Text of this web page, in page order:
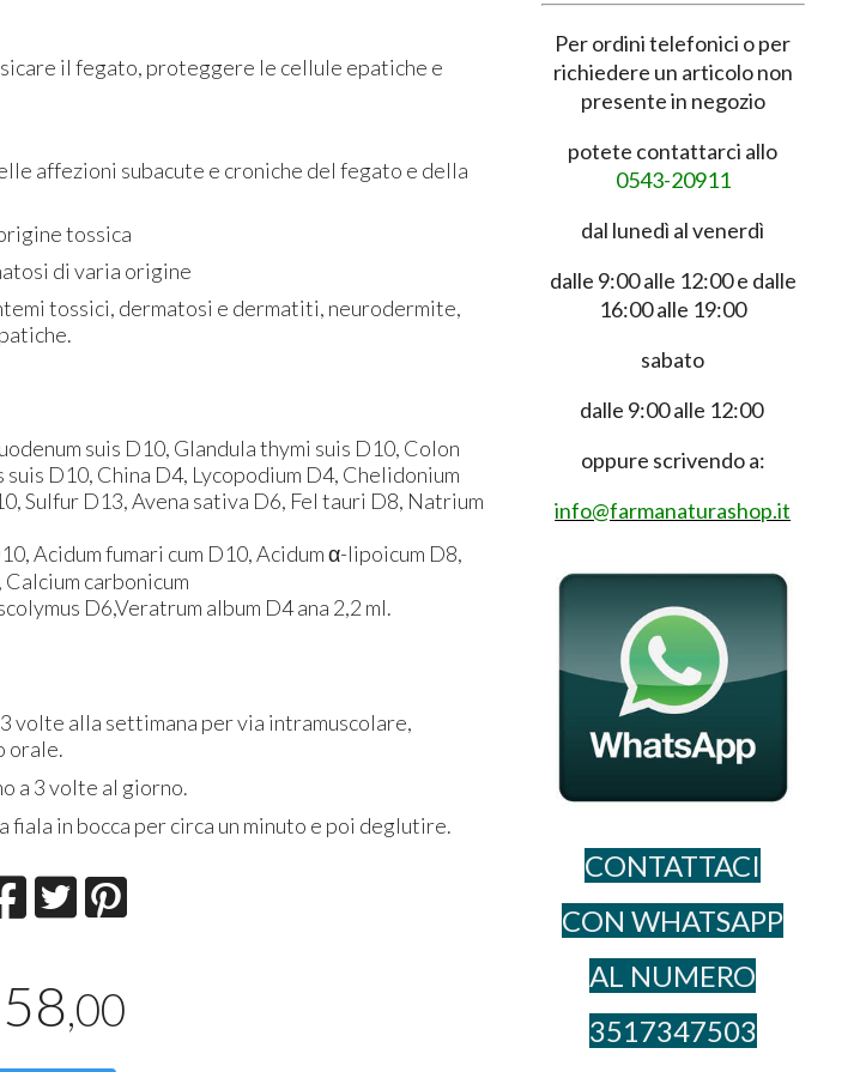
il fegato, proteggere le cellule epatiche e
affezioni subacute e croniche del fegato e della
tossica
di varia origine
tossici, dermatosi e dermatiti, neurodermite,
suis D10, Glandula thymi suis D10, Colon
D10, China D4, Lycopodium D4, Chelidonium
Sulfur D13, Avena sativa D6, Fel tauri D8, Natrium
Acidum fumari cum D10, Acidum α-lipoicum D8,
carbonicum
D6,Veratrum album D4 ana 2,2 ml.
volte alla settimana per via intramuscolare,
orale.
a 3 volte al giorno.
in bocca per circa un minuto e poi deglutire.
58,00
Per ordini telefonici o per
richiedere un articolo non
presente in negozio
potete contattarci allo
0543-20911
dal lunedì al venerdì
dalle 9:00 alle 12:00 e dalle
16:00 alle 19:00
sabato
dalle 9:00 alle 12:00
oppure scrivendo a:
info@farmanaturashop.it
CONTATTACI
CON WHATSAPP
AL NUME​RO
3517347503